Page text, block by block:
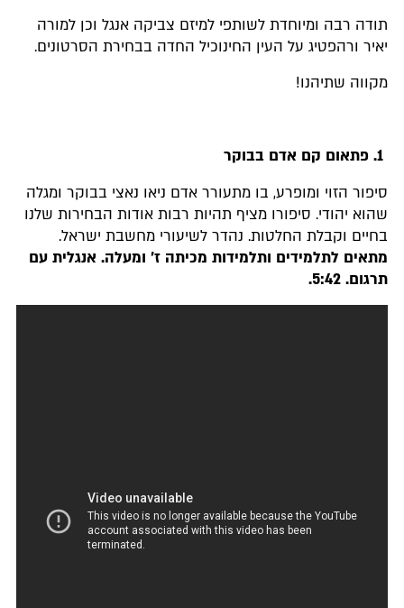
תודה רבה ומיוחדת לשותפי למיזם צביקה אנגל וכן למורה
יאיר ורהפטיג על העין החינוכיל החדה בבחירת הסרטונים.
מקווה שתיהנו!
סיפור הזוי ומופרע, בו מתעורר אדם ניאו נאצי בבוקר ומגלה
שהוא יהודי. סיפורו מציף תהיות רבות אודות הבחירות שלנו
בחיים וקבלת החלטות. נהדר לשיעורי מחשבת ישראל.
מתאים לתלמידים ותלמידות מכיתה ז׳ ומעלה. אנגלית עם
תרגום. 5:42.